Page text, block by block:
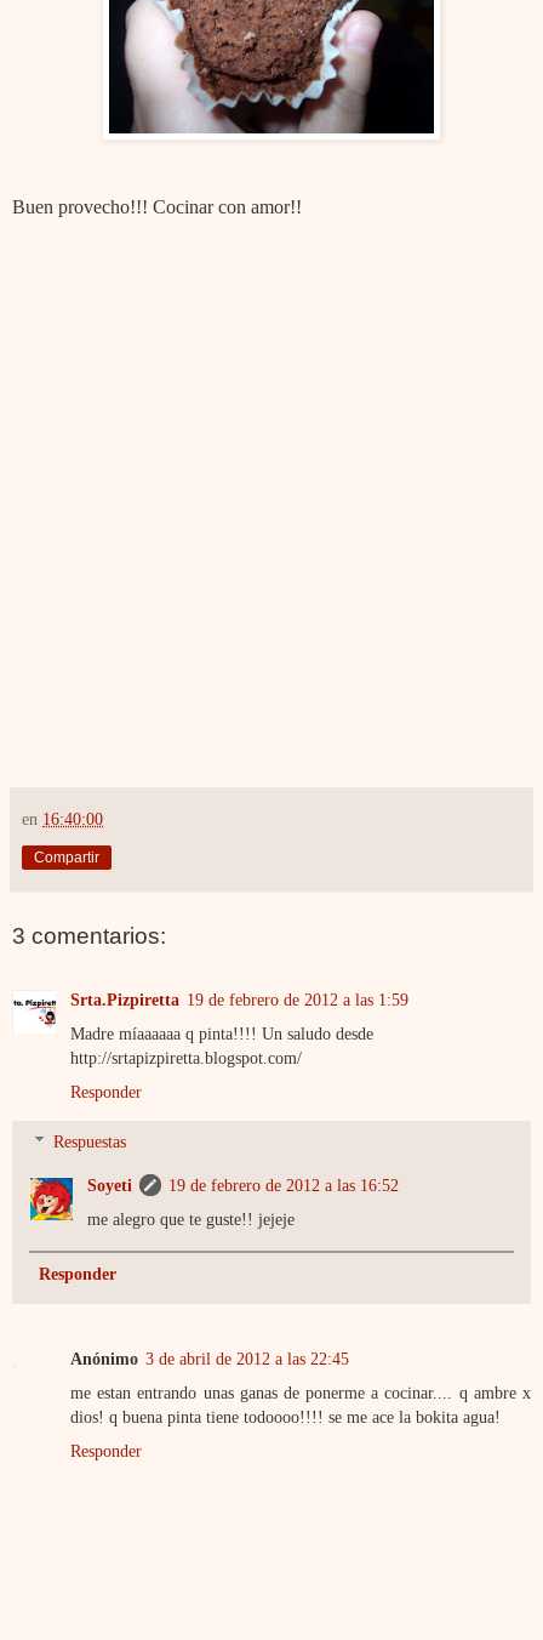
Buen provecho!!! Cocinar con amor!!
en 16:40:00
Compartir
3 comentarios:
Srta.Pizpiretta 19 de febrero de 2012 a las 1:59
Madre míaaaaaa q pinta!!!! Un saludo desde
http://srtapizpiretta.blogspot.com/
Responder
Respuestas
Soyeti
19 de febrero de 2012 a las 16:52
me alegro que te guste!! jejeje
Responder
Anónimo 3 de abril de 2012 a las 22:45
me estan entrando unas ganas de ponerme a cocinar.... q ambre x
dios! q buena pinta tiene todoooo!!!! se me ace la bokita agua!
Responder